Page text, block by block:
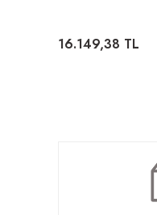
16.149,38 TL